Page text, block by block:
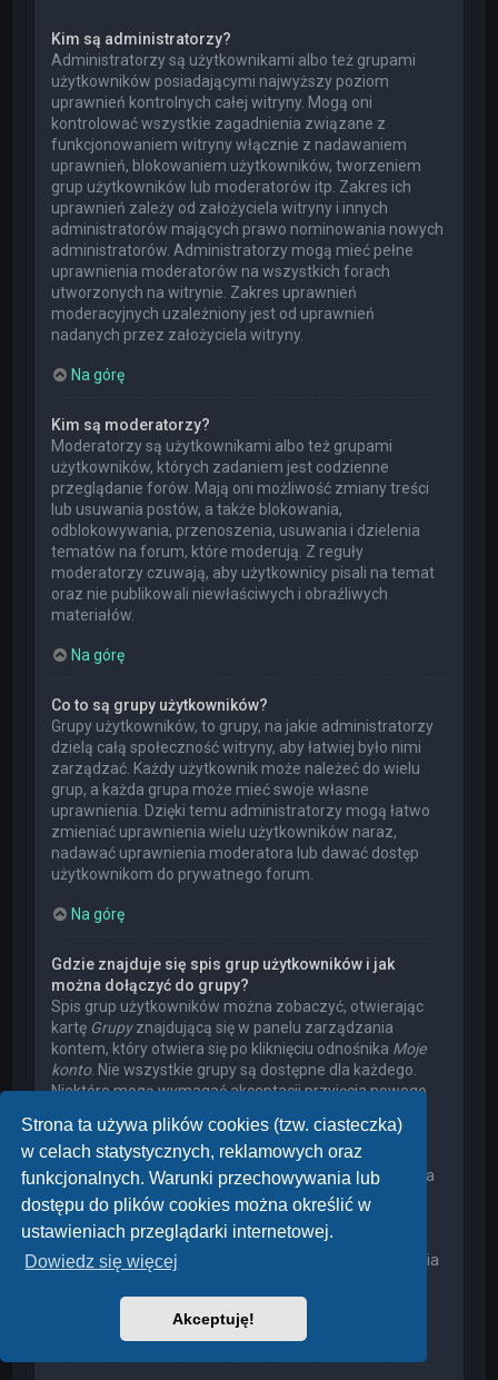
Strona ta używa plików cookies (tzw. ciasteczka)
w celach statystycznych, reklamowych oraz
funkcjonalnych. Warunki przechowywania lub
dostępu do plików cookies można określić w
ustawieniach przeglądarki internetowej.
Dowiedz się więcej
Akceptuję!
Kim są administratorzy?
Administratorzy są użytkownikami albo też grupami
użytkowników posiadającymi najwyższy poziom
uprawnień kontrolnych całej witryny. Mogą oni
kontrolować wszystkie zagadnienia związane z
funkcjonowaniem witryny włącznie z nadawaniem
uprawnień, blokowaniem użytkowników, tworzeniem
grup użytkowników lub moderatorów itp. Zakres ich
uprawnień zależy od założyciela witryny i innych
administratorów mających prawo nominowania nowych
administratorów. Administratorzy mogą mieć pełne
uprawnienia moderatorów na wszystkich forach
utworzonych na witrynie. Zakres uprawnień
moderacyjnych uzależniony jest od uprawnień
nadanych przez założyciela witryny.
Na górę
Kim są moderatorzy?
Moderatorzy są użytkownikami albo też grupami
użytkowników, których zadaniem jest codzienne
przeglądanie forów. Mają oni możliwość zmiany treści
lub usuwania postów, a także blokowania,
odblokowywania, przenoszenia, usuwania i dzielenia
tematów na forum, które moderują. Z reguły
moderatorzy czuwają, aby użytkownicy pisali na temat
oraz nie publikowali niewłaściwych i obraźliwych
materiałów.
Na górę
Co to są grupy użytkowników?
Grupy użytkowników, to grupy, na jakie administratorzy
dzielą całą społeczność witryny, aby łatwiej było nimi
zarządzać. Każdy użytkownik może należeć do wielu
grup, a każda grupa może mieć swoje własne
uprawnienia. Dzięki temu administratorzy mogą łatwo
zmieniać uprawnienia wielu użytkowników naraz,
nadawać uprawnienia moderatora lub dawać dostęp
użytkownikom do prywatnego forum.
Na górę
Gdzie znajduje się spis grup użytkowników i jak
można dołączyć do grupy?
Spis grup użytkowników można zobaczyć, otwierając
kartę Grupyznajdującą się w panelu zarządzania
kontem, który otwiera się po kliknięciu odnośnika Moje
konto. Nie wszystkie grupy są dostępne dla każdego.
Niektóre mogą wymagać akceptacji przyjęcia nowego
mogą mieć ukrytych członków. Użytkownik może
poprosić o przyjęcie do danej grupy, naciskając
odpowiedni przycisk. Prośba o przyjęcie do grupy, która
wymaga akceptacji przyjęcia nowego członka, musi
zostać zaakceptowana przez lidera grupy. Może on
poprosić użytkownika o podanie wyjaśnień, dlaczego
chce on dołączyć do tej grupy. W przypadku otrzymania
pytaniami – widocznie miał on swoje powody.
Na górę